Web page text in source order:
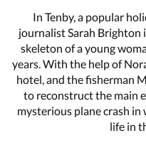
In Tenby, a popular
journalist Sarah Brighton
skeleton of a young
years. With the help of
hotel, and the fisherman
to reconstruct the main
mysterious plane crash
life in